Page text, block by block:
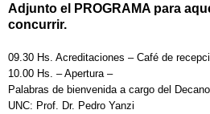
Adjunto el
PROGRAMA para
concurrir.
09.30 Hs. Acreditaciones – Café de
10.00 Hs. – Apertura –
Palabras de bienvenida a cargo del
UNC: Prof. Dr. Pedro Yanzi